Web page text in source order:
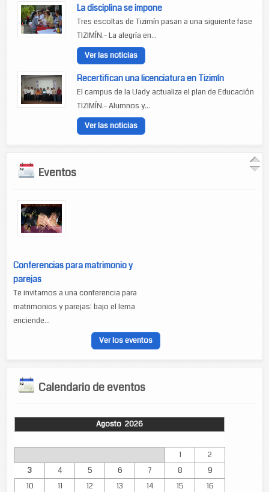
La disciplina se impone
Tres escoltas de Tizimín pasan a una siguiente fase
TIZIMÍN.- La alegría en...
Ver las noticias
Recertifican una licenciatura en Tizimín
El campus de la Uady actualiza el plan de Educación
TIZIMÍN.- Alumnos y...
Ver las noticias
Eventos
Conferencias para matrimonio y
parejas
Te invitamos a una conferencia para
matrimonios y parejas: bajo el lema
enciende...
Ver los eventos
Calendario de eventos
Agosto 2026
1
2
3
4 5 6 7 8
9
10
11 12 13 14 15
16